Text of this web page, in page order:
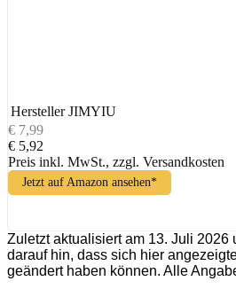
Hersteller JIMYIU
€ 7,99
€ 5,92
Preis inkl. MwSt., zzgl. Versandkosten
Jetzt auf Amazon ansehen*
Zuletzt aktualisiert am 13. Juli 2026
darauf hin, dass sich hier
geändert haben können. Alle